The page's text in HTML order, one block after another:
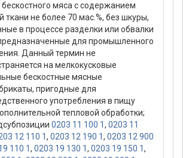
бескостного мяса с содержанием
ткани не более 70 мас.%, без шкуры,
в процессе разделки или обвалки
для промышленного
Данный термин не
на мелкокусковые
бескостные мясные
пригодные для
употребления в пищу
тепловой обработки;
0203 11 100 1, 0203 11
12 110 1, 0203 12 190 1, 0203 12 900
110 1, 0203 19 130 1, 0203 19 150 1,